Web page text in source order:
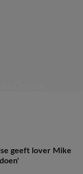
geeft lover Mike